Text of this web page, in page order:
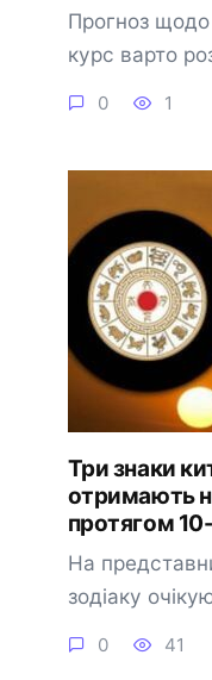
Прогноз
курс варто
0 1
Три знаки
отримають
протягом
На
зодіаку
0 41